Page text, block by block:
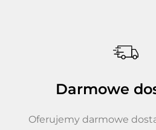
Darmowe
Oferujemy darmowe